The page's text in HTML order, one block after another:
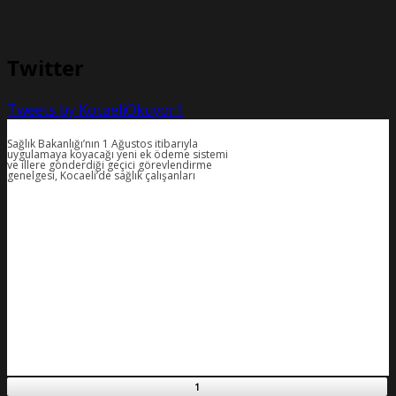
Twitter
Tweets by KocaeliOkuyor1
Sağlık Bakanlığı’nın 1 Ağustos itibarıyla
uygulamaya koyacağı yeni ek ödeme sistemi
ve illere gönderdiği geçici görevlendirme
genelgesi, Kocaeli’de sağlık çalışanları
11